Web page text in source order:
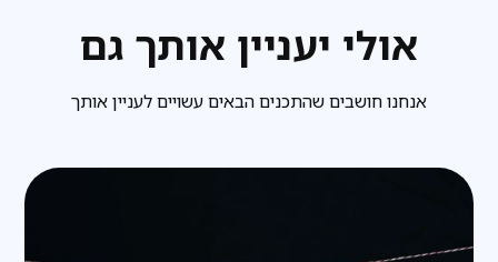
אולי יעניין אותך גם
אנחנו חושבים שהתכנים הבאים עשויים לעניין אותך